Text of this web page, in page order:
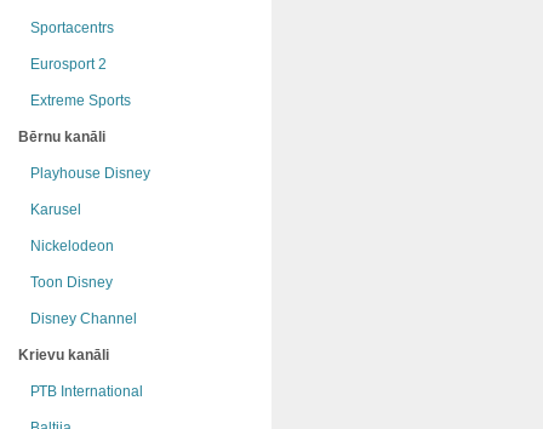
Sportacentrs
Eurosport 2
Extreme Sports
Bērnu kanāli
Playhouse Disney
Karusel
Nickelodeon
Toon Disney
Disney Channel
Krievu kanāli
РТB International